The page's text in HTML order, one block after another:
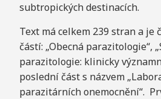
subtropických destinacích.
Text má celkem 239 stran a je
částí: „Obecná parazitologie“,
parazitologie: klinicky
poslední část s názvem
parazitárních onemocnění“.